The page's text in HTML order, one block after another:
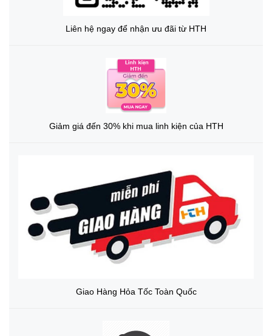
Liên hệ ngay để nhận ưu đãi từ HTH
Giảm giá đến 30% khi mua linh kiện của HTH
Giao Hàng Hỏa Tốc Toàn Quốc